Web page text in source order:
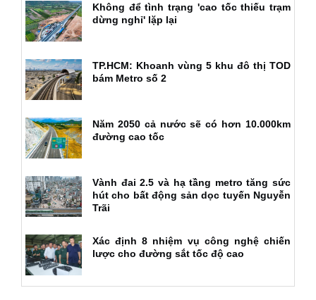
Không để tình trạng 'cao tốc thiếu trạm
dừng nghỉ' lặp lại
TP.HCM: Khoanh vùng 5 khu đô thị TOD
bám Metro số 2
Năm 2050 cả nước sẽ có hơn 10.000km
đường cao tốc
Vành đai 2.5 và hạ tầng metro tăng sức
hút cho bất động sản dọc tuyến Nguyễn
Trãi
Xác định 8 nhiệm vụ công nghệ chiến
lược cho đường sắt tốc độ cao